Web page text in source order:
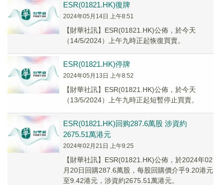
ESR(01821.HK)復牌
2024年05月14日 上午8:51
【財華社訊】ESR(01821.HK)公佈，於今天
（14/5/2024）上午九時正起恢復買賣。
ESR(01821.HK)停牌
2024年05月13日 上午8:52
【財華社訊】ESR(01821.HK)公佈，於今天
（13/5/2024）上午九時正起短暫停止買賣。
ESR(01821.HK)回购287.6萬股 涉資約
2675.51萬港元
2024年02月21日 上午9:25
【財華社訊】ESR(01821.HK)公佈，於2024年02
月20日回購287.6萬股，每股回購價介乎9.20港元
至9.42港元，涉資約2675.51萬港元。